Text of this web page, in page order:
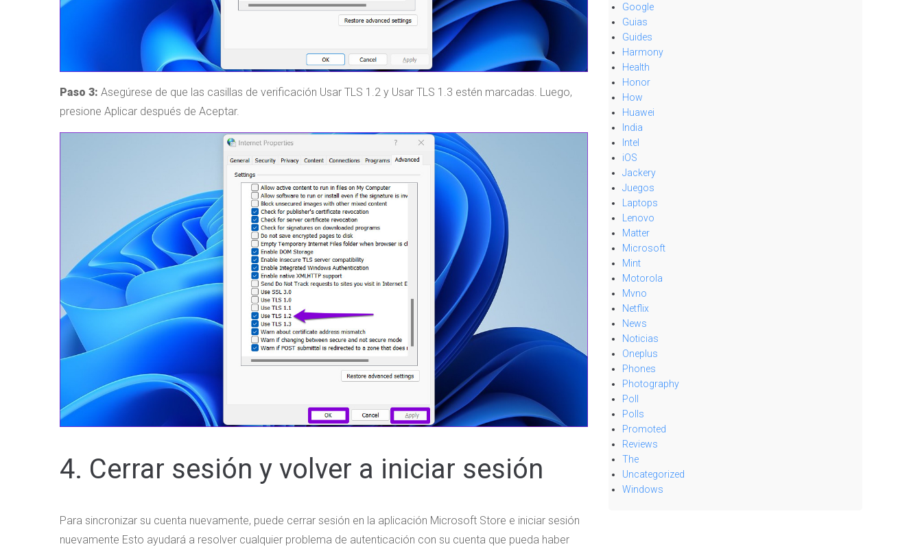
Paso 3: Asegúrese de que las casillas de verificación Usar TLS 1.2 y Usar TLS 1.3 estén marcadas. Luego,
presione Aplicar después de Aceptar.
4. Cerrar sesión y volver a iniciar sesión
Para sincronizar su cuenta nuevamente, puede cerrar sesión en la aplicación Microsoft Store e iniciar sesión
nuevamente Esto ayudará a resolver cualquier problema de autenticación con su cuenta que pueda haber
Google
Guias
Guides
Harmony
Health
Honor
How
Huawei
India
Intel
iOS
Jackery
Juegos
Laptops
Lenovo
Matter
Microsoft
Mint
Motorola
Mvno
Netflix
News
Noticias
Oneplus
Phones
Photography
Poll
Polls
Promoted
Reviews
The
Uncategorized
Windows